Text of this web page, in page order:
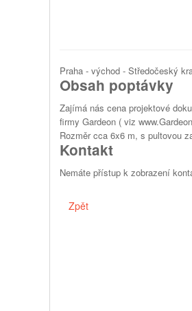
Praha - východ - Středočeský
Obsah poptávky
Zajímá nás cena projektové
firmy Gardeon ( viz
Rozměr cca 6x6 m, s pultovou
Kontakt
Nemáte přístup k zobrazení
Zpět